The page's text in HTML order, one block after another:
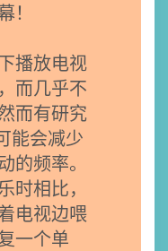
！
播放电视
而几乎不
而有研究
能会减少
的频率。
时相比，
电视边喂
一个单